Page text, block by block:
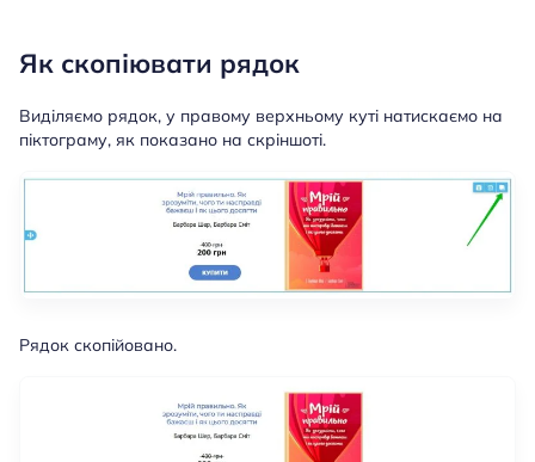
Як скопіювати рядок
Виділяємо рядок, у правому верхньому куті натискаємо на
піктограму, як показано на скріншоті.
Рядок скопійовано.